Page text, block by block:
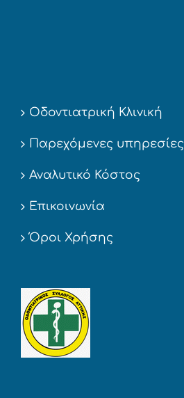
Οδοντιατρική Κλινική
Παρεχόμενες υπηρεσίες
Αναλυτικό Κόστος
Επικοινωνία
Όροι Χρήσης